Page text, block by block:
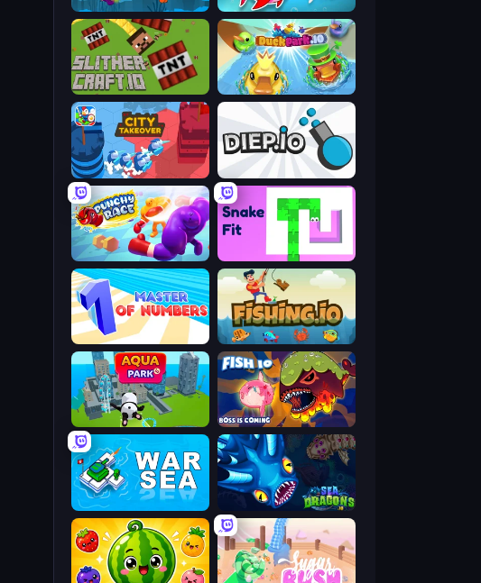
Fish Stab Getting Big
Fish Eat Fishes
DuckPark.io
SlitherCraft.io
Diep.io
City Takeover
Snake Fit
Punchy Race
Fishing.io
Master of Numbers
Fish IO
Aquapark.io
SeaDragons.io
War Sea